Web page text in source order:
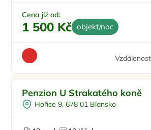
Cena již od:
1 500 Kč objekt/noc
Snídaně
Večeře
Penzion U Strakatého koně
Hořice 9, 678 01 Blansko